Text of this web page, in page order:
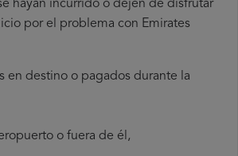
hayan incurrido o dejen de disfrutar
por el problema con Emirates
en destino o pagados durante la
o fuera de él,